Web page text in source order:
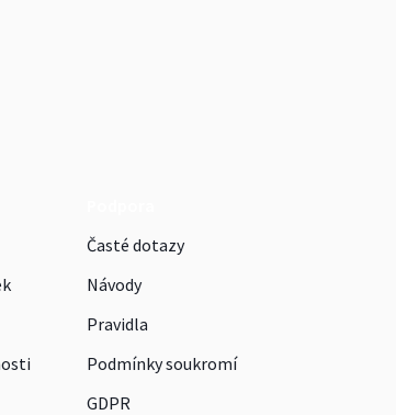
Časté dotazy
Návody
Pravidla
Podmínky soukromí
GDPR